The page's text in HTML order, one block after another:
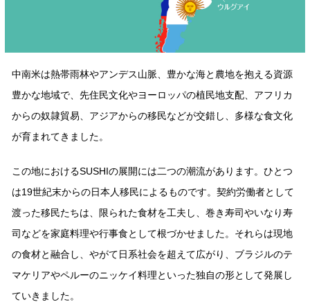
炊き込みご飯の素 米飯用調味液
納豆
三ツ判山吹
千夜
お酢を知ろう！
すしラボ
ぽん酢サワー
納豆の豆知識
ミツカンのCM
水の文化センター（アーカイブ）
MIM（ミツカンミュージアム）
各部門が大切にしていること
おいしさと健康への取り組み
お客様の声をいかしました
販売終了製品のご案内
よくあるご質問
お問い合わせ
地図から取り扱い店舗を探す
ミツカン公式通販
中南⽶は熱帯⾬林やアンデス⼭脈、豊かな海と農地を抱える資源
豊かな地域で、先住⺠⽂化やヨーロッパの植⺠地⽀配、アフリカ
からの奴隷貿易、アジアからの移⺠などが交錯し、多様な⾷⽂化
が育まれてきました。
この地におけるSUSHIの展開には⼆つの潮流があります。ひとつ
は19世紀末からの⽇本⼈移⺠によるものです。契約労働者として
渡った移⺠たちは、限られた⾷材を⼯夫し、巻き寿司やいなり寿
司などを家庭料理や⾏事⾷として根づかせました。それらは現地
の⾷材と融合し、やがて⽇系社会を超えて広がり、ブラジルのテ
マケリアやペルーのニッケイ料理といった独⾃の形として発展し
ていきました。